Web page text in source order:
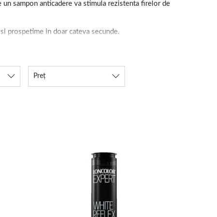
sampon anticadere va stimula rezistenta firelor de
prospetime in doar cateva secunde.
spalare ajuta la descurcarea facila si previne ruperea.
Preț